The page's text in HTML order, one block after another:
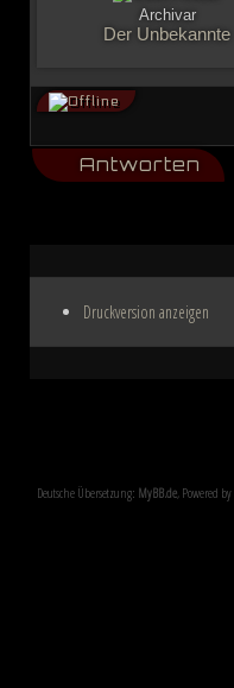
Archivar
Der Unbekannte
Antworten
Druckversion anzeigen
Deutsche Übersetzung: MyBB.de, Powered by